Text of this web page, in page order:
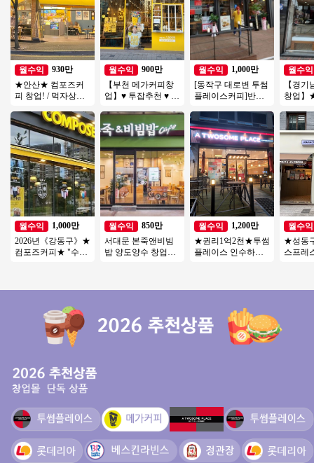
월수익
930만
★안산★ 컴포즈커
피 창업! / 먹자상권
비중! / 고수익창업
월수익
1,000만
2026년《강동구》★
컴포즈커피★ "수익
월수익
900만
【부천 메가커피창
업】♥ 투잡추천 ♥ 소
양도양수창업 ♥ 고
수익
월수익
850만
서대문 본죽앤비빔
밥 양도양수 창업비
월수익
1,000만
[동작구 대로변 투썸
플레이스커피]반오
성창업/커피창업
월수익
1,200만
★권리1억2천★투썸
플레이스 인수하세
월수익
【경기
창업】
니어
템
월수익
★성동
스프레